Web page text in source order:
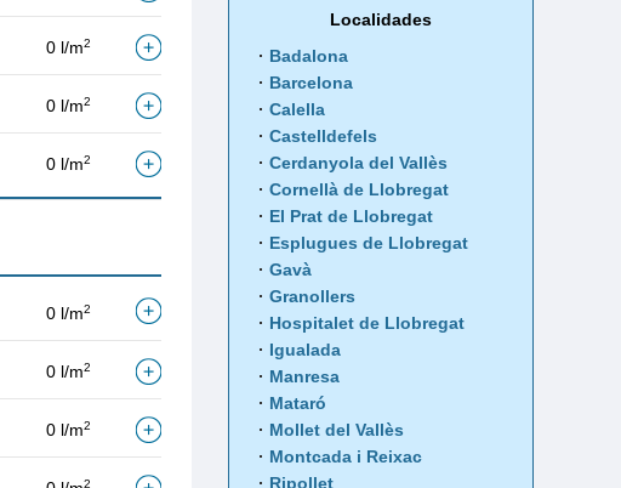
0 l/m2
0 l/m2
0 l/m2
0 l/m2
0 l/m2
0 l/m2
2
Localidades
Badalona
Barcelona
Calella
Castelldefels
Cerdanyola del Vallès
Cornellà de Llobregat
El Prat de Llobregat
Esplugues de Llobregat
Gavà
Granollers
Hospitalet de Llobregat
Igualada
Manresa
Mataró
Mollet del Vallès
Montcada i Reixac
Ripollet